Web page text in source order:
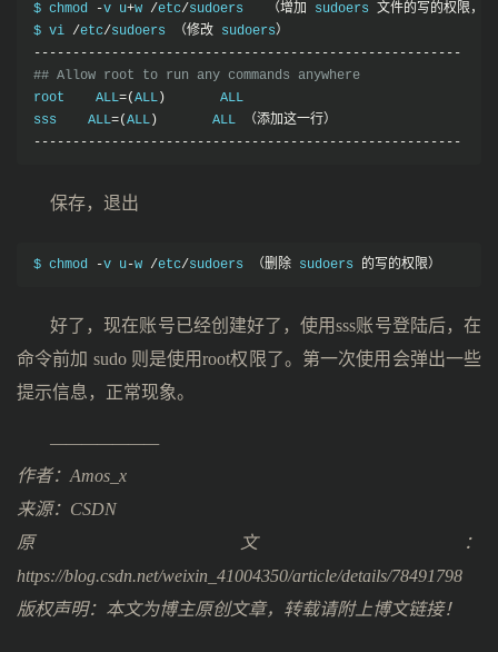
$ chmod
-v u+w /etc/sudoers （增加 sudoers 文件的写的权限，
$ vi /etc/sudoers （修改 sudoers）
-------------------------------------------------------
## Allow root to run any commands anywhere
root    ALL=(ALL )
       ALL
sss    ALL=(ALL )
       ALL
（添加这一行）
-------------------------------------------------------
保存，退出
$ chmod -v u-w /etc/sudoers （删除 sudoers 的写的权限）
好了，现在账号已经创建好了，使用sss账号登陆后，在
命令前加 sudo 则是使用root权限了。第一次使用会弹出一些
提示信息，正常现象。
———————
作者：Amos_x
来源：CSDN
原文：
https://blog.csdn.net/weixin_41004350/article/details/78491798
版权声明：本文为博主原创文章，转载请附上博文链接！